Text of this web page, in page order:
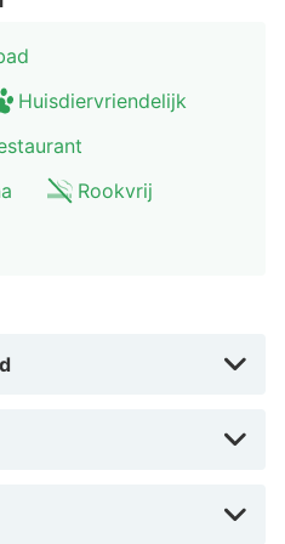
bij het hotel
Kasteel Vaalsbroek
beschikt over 3
‘In de Oude
gerechten en
internationale keuken
van de restaurants van
in ‘De Kruidentuin’.
Huisdiervriendelijk
Rookvrij